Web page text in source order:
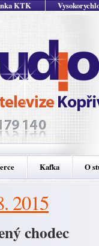
KTK
Kafka O
2015
chodec